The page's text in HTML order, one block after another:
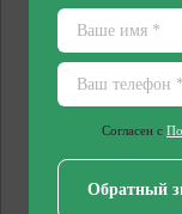
Согласен с